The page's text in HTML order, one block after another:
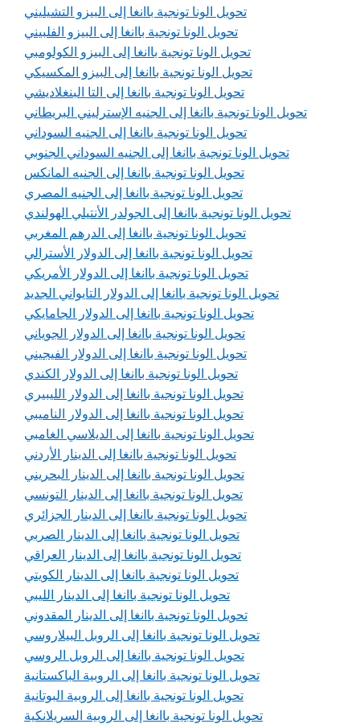
تحويل الونا تونجية باانغا إلى البيزو التشيليني
تحويل الونا تونجية باانغا إلى البيزو الفلبيني
تحويل الونا تونجية باانغا إلى البيزو الكولومبي
تحويل الونا تونجية باانغا إلى البيزو المكسيكي
تحويل الونا تونجية باانغا إلى التا البنغلاديشي
تحويل الونا تونجية باانغا إلى الجنيه الإسترليني البريطاني
تحويل الونا تونجية باانغا إلى الجنيه السوداني
تحويل الونا تونجية باانغا إلى الجنيه السوداني الجنوبي
تحويل الونا تونجية باانغا إلى الجنيه المانكس
تحويل الونا تونجية باانغا إلى الجنيه المصري
تحويل الونا تونجية باانغا إلى الجولدر الأنتيلي الهولندي
تحويل الونا تونجية باانغا إلى الدرهم المغربي
تحويل الونا تونجية باانغا إلى الدولار الأسترالي
تحويل الونا تونجية باانغا إلى الدولار الأمريكي
تحويل الونا تونجية باانغا إلى الدولار التايواني الجديد
تحويل الونا تونجية باانغا إلى الدولار الجامايكي
تحويل الونا تونجية باانغا إلى الدولار الجوياني
تحويل الونا تونجية باانغا إلى الدولار الفيجيني
تحويل الونا تونجية باانغا إلى الدولار الكندي
تحويل الونا تونجية باانغا إلى الدولار الليبيري
تحويل الونا تونجية باانغا إلى الدولار الناميبي
تحويل الونا تونجية باانغا إلى الديلاسي الغامبي
تحويل الونا تونجية باانغا إلى الدينار الأردني
تحويل الونا تونجية باانغا إلى الدينار البحريني
تحويل الونا تونجية باانغا إلى الدينار التونسي
تحويل الونا تونجية باانغا إلى الدينار الجزائري
تحويل الونا تونجية باانغا إلى الدينار الصربي
تحويل الونا تونجية باانغا إلى الدينار العراقي
تحويل الونا تونجية باانغا إلى الدينار الكويتي
تحويل الونا تونجية باانغا إلى الدينار الليبي
تحويل الونا تونجية باانغا إلى الدينار المقدوني
تحويل الونا تونجية باانغا إلى الروبل البيلاروسي
تحويل الونا تونجية باانغا إلى الروبل الروسي
تحويل الونا تونجية باانغا إلى الروبية الباكستانية
تحويل الونا تونجية باانغا إلى الروبية البوتانية
تحويل الونا تونجية باانغا إلى الروبية السريلانكية